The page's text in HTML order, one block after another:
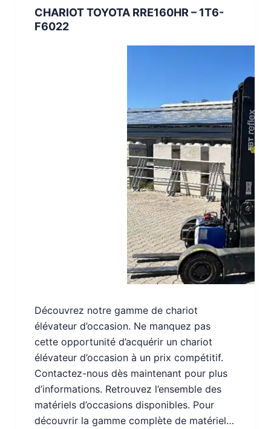
CHARIOT TOYOTA RRE160HR – 1T6-
F6022
Découvrez notre gamme de chariot
élévateur d’occasion. Ne manquez pas
cette opportunité d’acquérir un chariot
élévateur d’occasion à un prix compétitif.
Contactez-nous dès maintenant pour plus
d’informations. Retrouvez l’ensemble des
matériels d’occasions disponibles. Pour
découvrir la gamme complète de matériel…